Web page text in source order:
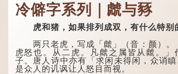
原诗写道："人生得意
须尽欢，莫使金樽空对月。
天生我材必有用，千金散尽
会须一饮三百杯。" 意思是
说：上天给了我才能，必然
有用到的地方；即使千金散
去，也终会重新得到。
冷僻字系列｜虤与豩
虎和猪，如果排列成双，有什么特别
两只老虎，写成「虤」（音：颜）。
虎怒也。从二虎。凡虤之属皆从虤。」
子。唐人诗中亦有「求闲未得闲，众诮
是众人的讥讽让人怒目而视。